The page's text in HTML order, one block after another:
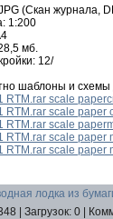
(Скан журнала,
1:200
мб.
12/
шаблоны и
RTM.rar scale
RTM.rar scale paper
RTM.rar scale
RTM.rar scale
RTM.rar scale
лодка из
Загрузок: 0